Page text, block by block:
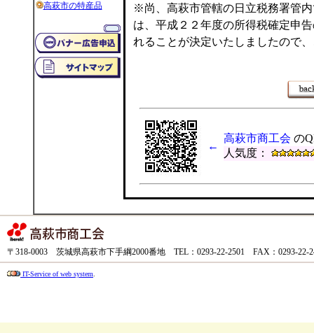
高萩市の特産品
※尚、高萩市管轄の日立税務署管
は、平成２２年度の所得税確定申
れることが決定いたしましたので
←
高萩市商工会 の
人気度：
〒318-0003 茨城県高萩市下手綱2000番地 TEL：0293-22-2501 FAX：0293-
IT-Service of web system